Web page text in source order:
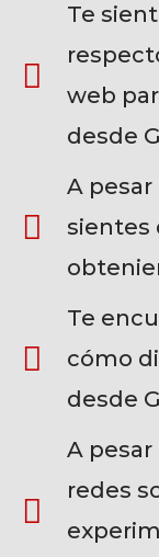
Te
web
desde
A
sientes
Te
cómo
desde
A
redes